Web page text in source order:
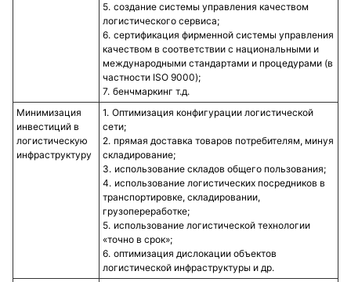
создание системы управления качеством
логистического сервиса;
сертификация фирменной системы управления
качеством в соответствии с национальными и
международными стандартами и процедурами (в
частности ISO 9000);
бенчмаркинг т.д.
Минимизация
инвестиций в
логистическую
инфраструктуру
Оптимизация конфигурации логистической
сети;
прямая доставка товаров потребителям, минуя
складирование;
использование складов общего пользования;
использование логистических посредников в
транспортировке, складировании,
грузопереработке;
использование логистической технологии
«точно в срок»;
оптимизация дислокации объектов
логистической инфраструктуры и др.